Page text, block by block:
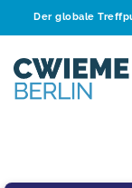
Der globale